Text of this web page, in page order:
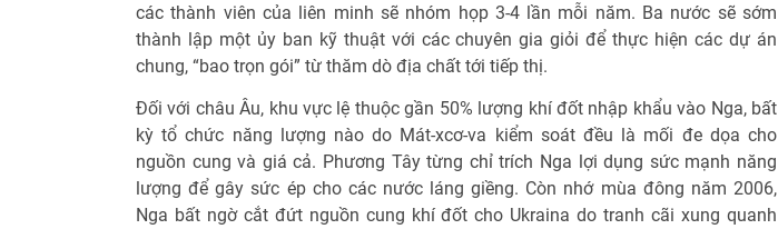
các thành viên của liên minh sẽ nhóm họp 3-4 lần mỗi năm. Ba nước sẽ sớm
thành lập một ủy ban kỹ thuật với các chuyên gia giỏi để thực hiện các dự án
chung, “bao trọn gói” từ thăm dò địa chất tới tiếp thị.
Đối với châu Âu, khu vực lệ thuộc gần 50% lượng khí đốt nhập khẩu vào Nga, bất
kỳ tổ chức năng lượng nào do Mát-xcơ-va kiểm soát đều là mối đe dọa cho
nguồn cung và giá cả. Phương Tây từng chỉ trích Nga lợi dụng sức mạnh năng
lượng để gây sức ép cho các nước láng giềng. Còn nhớ mùa đông năm 2006,
Nga bất ngờ cắt đứt nguồn cung khí đốt cho Ukraina do tranh cãi xung quanh